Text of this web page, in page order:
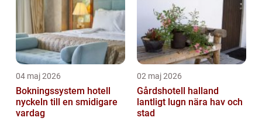
04 maj 2026
Bokningssystem hotell
nyckeln till en smidigare
vardag
02 maj 2026
Gårdshotell halland
lantligt lugn nära hav och
stad